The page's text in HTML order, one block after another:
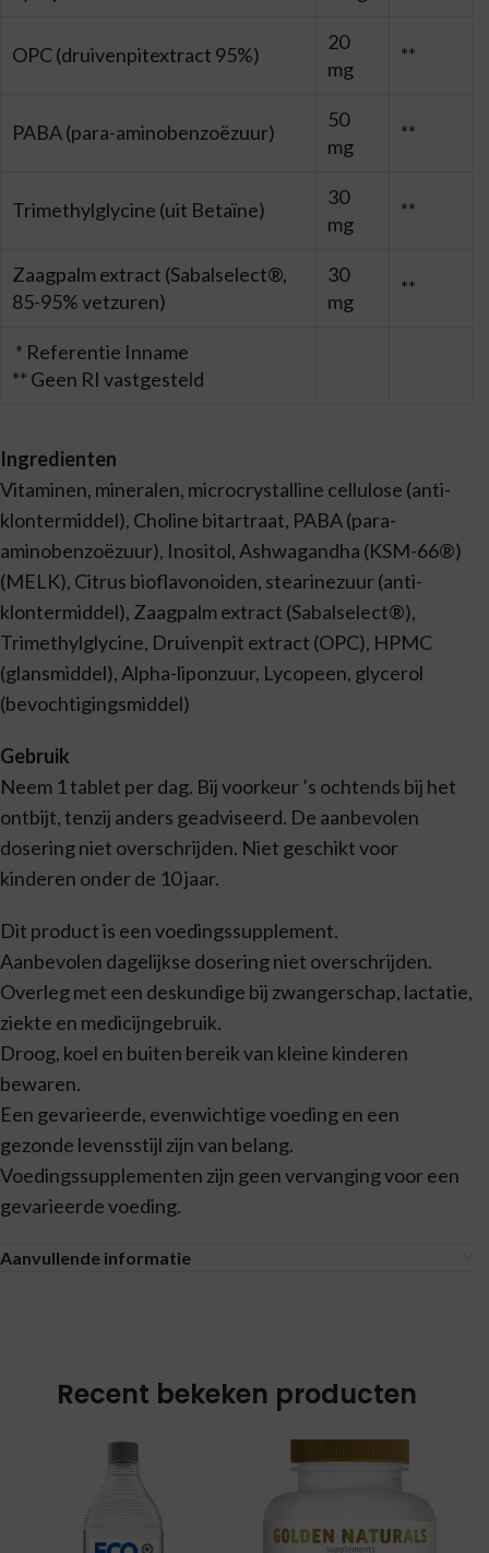
OPC (druivenpitextract 95%)
20
mg
**
PABA (para-aminobenzoëzuur)
50
mg
**
Trimethylglycine (uit Betaïne)
30
mg
**
Zaagpalm extract (Sabalselect®,
85-95% vetzuren)
30
mg
**
* Referentie Inname
** Geen RI vastgesteld
Ingredienten
Vitaminen, mineralen, microcrystalline cellulose (anti-
klontermiddel), Choline bitartraat, PABA (para-
aminobenzoëzuur), Inositol, Ashwagandha (KSM-66®)
(MELK), Citrus bioflavonoiden, stearinezuur (anti-
klontermiddel), Zaagpalm extract (Sabalselect®),
Trimethylglycine, Druivenpit extract (OPC), HPMC
(glansmiddel), Alpha-liponzuur, Lycopeen, glycerol
(bevochtigingsmiddel)
Gebruik
Neem 1 tablet per dag. Bij voorkeur ’s ochtends bij het
ontbijt, tenzij anders geadviseerd. De aanbevolen
dosering niet overschrijden. Niet geschikt voor
kinderen onder de 10 jaar.
Dit product is een voedingssupplement.
Aanbevolen dagelijkse dosering niet overschrijden.
Overleg met een deskundige bij zwangerschap, lactatie,
ziekte en medicijngebruik.
Droog, koel en buiten bereik van kleine kinderen
bewaren.
Een gevarieerde, evenwichtige voeding en een
gezonde levensstijl zijn van belang.
Voedingssupplementen zijn geen vervanging voor een
gevarieerde voeding.
Aanvullende informatie
Recent bekeken producten